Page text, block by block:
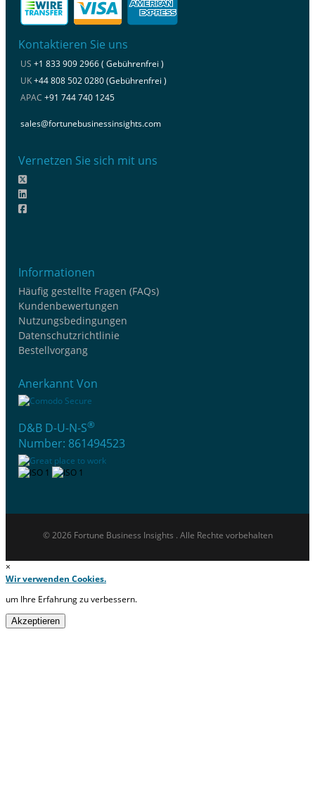
Kontaktieren Sie uns
US +1 833 909 2966 ( Gebührenfrei )
UK+44 808 502 0280 (Gebührenfrei )
APAC +91 744 740 1245
sales@fortunebusinessinsights.com
Vernetzen Sie sich mit uns
Informationen
Häufig gestellte Fragen (FAQs)
Kundenbewertungen
Nutzungsbedingungen
Datenschutzrichtlinie
Bestellvorgang
Anerkannt Von
D&B D-U-N-S®
Number: 861494523
© 2026 Fortune Business Insights . Alle Rechte vorbehalten
×
Wir verwenden Cookies.
um Ihre Erfahrung zu verbessern.
Akzeptieren